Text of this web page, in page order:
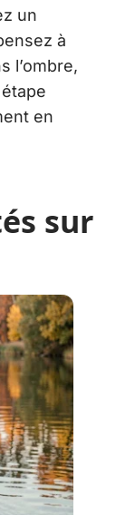
un
à
l’ombre,
en
sur